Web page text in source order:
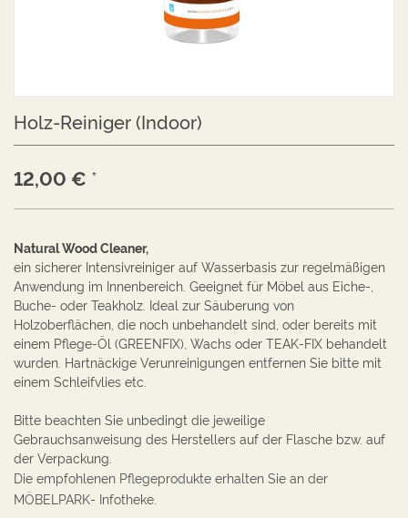
Holz-Reiniger (Indoor)
12,00 € *
Natural Wood Cleaner,
ein sicherer Intensivreiniger auf Wasserbasis zur regelmäßigen
Anwendung im Innenbereich. Geeignet für Möbel aus Eiche-,
Buche- oder Teakholz. Ideal zur Säuberung von
Holzoberflächen, die noch unbehandelt sind, oder bereits mit
einem Pflege-Öl (GREENFIX), Wachs oder TEAK-FIX behandelt
wurden. Hartnäckige Verunreinigungen entfernen Sie bitte mit
einem Schleifvlies etc.
Bitte beachten Sie unbedingt die jeweilige
Gebrauchsanweisung des Herstellers auf der Flasche bzw. auf
der Verpackung.
Die empfohlenen Pflegeprodukte erhalten Sie an der
MÖBELPARK- Infotheke.